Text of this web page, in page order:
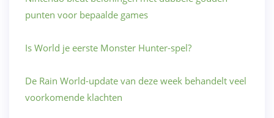
punten voor bepaalde games
Is World je eerste Monster Hunter-spel?
De Rain World-update van deze week behandelt veel
voorkomende klachten